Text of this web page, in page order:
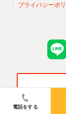
電話をする
プライバシーポ